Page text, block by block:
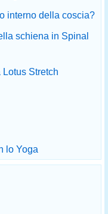
interno della coscia?
schiena in Spinal
Stretch
lo Yoga